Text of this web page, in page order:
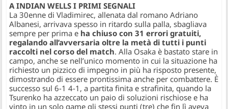
A INDIAN WELLS I PRIMI SEGNALI
La 30enne di Vladimirec, allenata dal romano Adriano
Albanesi, arrivava spesso in ritardo sulla palla, sbagliava
sempre per prima e ha chiuso con 31 errori gratuiti,
regalando all’avversaria oltre la metà di tutti i punti
raccolti nel corso del match. Alla Osaka è bastato stare in
campo, anche se nell’unico momento in cui la situazione ha
richiesto un pizzico di impegno in più ha risposto presente,
dimostrando di essere prontissima anche per combattere. È
successo sul 6-1 4-1, a partita finita e strafinita, quando la
Tsurenko ha azzeccato un paio di soluzioni rischiose e ha
vinto in un solo game gli stessi punti (tre) che fin lì aveva